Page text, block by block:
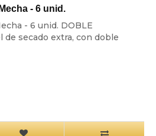
- 6 unid.
- 6 unid. DOBLE
de secado extra, con doble